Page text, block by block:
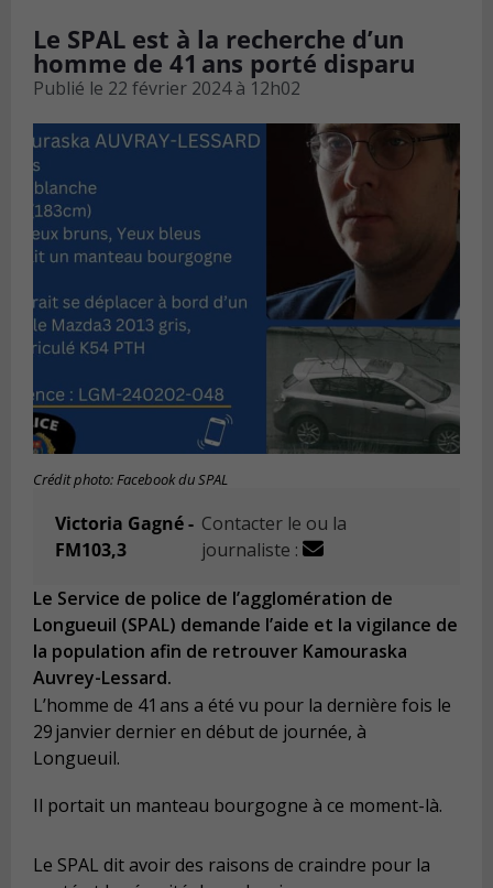
Le SPAL est à la recherche d’un
homme de 41 ans porté disparu
Publié le 22 février 2024 à 12h02
Crédit photo: Facebook du SPAL
Victoria Gagné -
FM103,3
Contacter le ou la
journaliste :
Le Service de police de l’agglomération de
Longueuil (SPAL) demande l’aide et la vigilance de
la population afin de retrouver Kamouraska
Auvrey-Lessard.
L’homme de 41 ans a été vu pour la dernière fois le
29 janvier dernier en début de journée, à
Longueuil.
Il portait un manteau bourgogne à ce moment-là.
Le SPAL dit avoir des raisons de craindre pour la